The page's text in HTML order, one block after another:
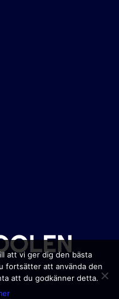
att vi ger dig den bästa
fortsätter att använda den
att du godkänner detta.